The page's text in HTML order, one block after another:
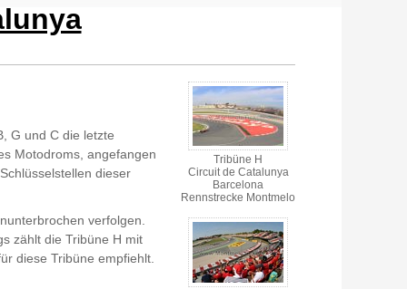
Tribüne H
Circuit de Catalunya
Barcelona
Rennstrecke Montmelo
G und C die letzte
Motodroms, angefangen
dieser
verfolgen.
zählt die Tribüne H mit
diese Tribüne empfiehlt.